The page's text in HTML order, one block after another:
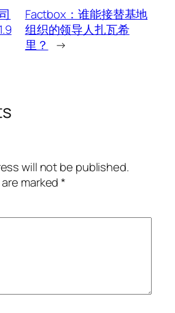
Factbox：谁能接替基地
组织的领导人扎瓦希
里？
→
will not be published.
marked*